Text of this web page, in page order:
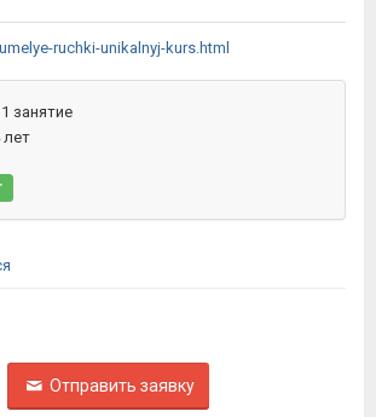
ruchki-unikalnyj-kurs.html
занятие
лет
Отправить заявку